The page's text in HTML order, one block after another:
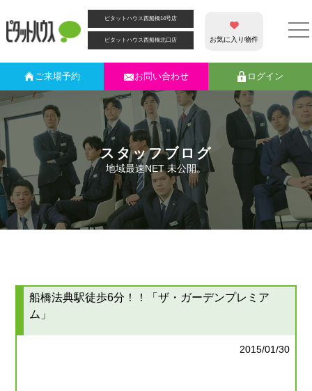
ピタットハウス西船橋14号店
ピタットハウス西船橋北口店 お気に入り物件
ご来場予約 お問い合わせ ログイン
スタッフブログ
地域最速NET 未公開。
船橋法典駅徒歩6分！！「ザ・ガーデンプレミア
ム」
2015/01/30